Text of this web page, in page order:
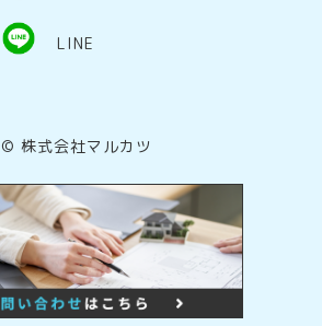
LINE
© 株式会社マルカツ